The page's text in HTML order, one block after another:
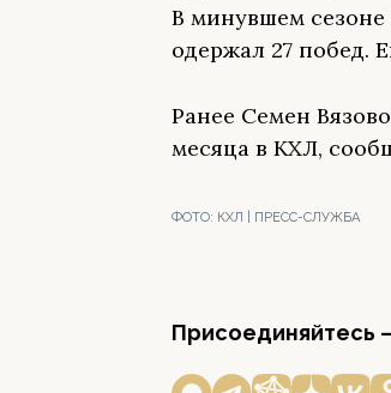
В минувшем сезоне
одержал 27 побед.
Ранее Семен
месяца в КХЛ,
ФОТО: КХЛ | ПРЕСС-СЛУЖБА
Присоединяйтесь